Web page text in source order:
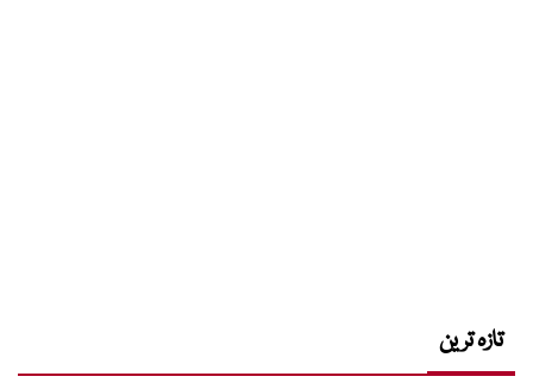
تازہ ترین